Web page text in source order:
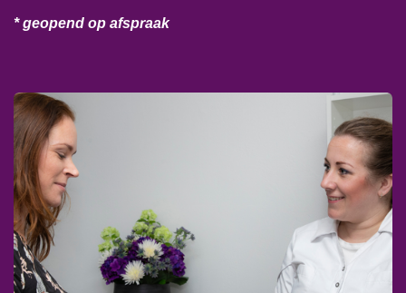
* geopend op afspraak